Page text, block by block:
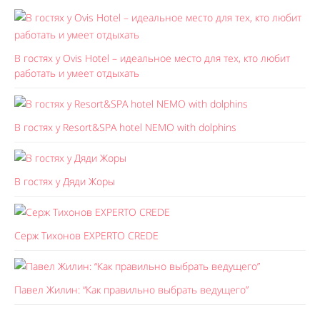
В гостях у Ovis Hotel – идеальное место для тех, кто любит
работать и умеет отдыхать
В гостях у Resort&SPA hotel NEMO with dolphins
В гостях у Дяди Жоры
Серж Тихонов EXPERTO CREDE
Павел Жилин: “Как правильно выбрать ведущего”